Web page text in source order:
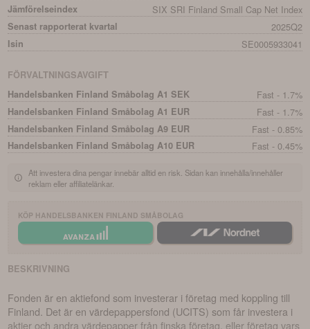
Jämförelseindex SIX SRI Finland Small Cap Net Index
Senast rapporterat kvartal 2025Q2
Isin SE0005933041
FÖRVALTNINGSAVGIFT
Handelsbanken Finland Småbolag A1 SEK
Fast - 1.7%
Handelsbanken Finland Småbolag A1 EUR Fast - 1.7%
Handelsbanken Finland Småbolag A9 EUR Fast - 0.85%
Handelsbanken Finland Småbolag A10 EUR Fast - 0.45%
Att investera dina pengar innebär alltid en risk. Sidan kan innehålla/innehåller
reklam eller affiliatelänkar.
KÖP HANDELSBANKEN FINLAND SMÅBOLAG
BESKRIVNING
Fonden är en aktiefond som investerar i företag med koppling till
Finland. Det är en värdepappersfond (UCITS) som får investera i
aktier och andra värdepapper från finska företag, eller företag vars